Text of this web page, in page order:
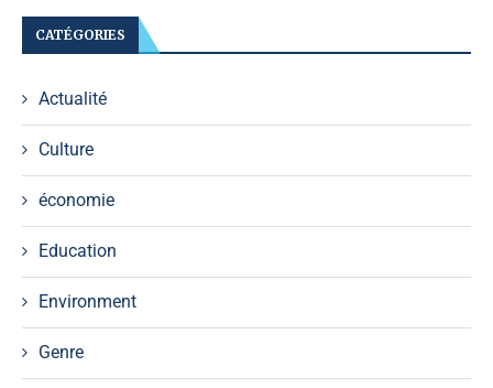
CATÉGORIES
Actualité
Culture
économie
Education
Environment
Genre